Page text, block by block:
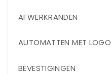
AFWERKRANDEN
AUTOMATTEN MET LOGO
BEVESTIGINGEN